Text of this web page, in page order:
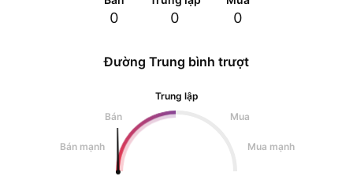
0 0 0
Đường Trung bình trượt
Trung lập
Bán
Mua
Bán mạnh Mua mạnh